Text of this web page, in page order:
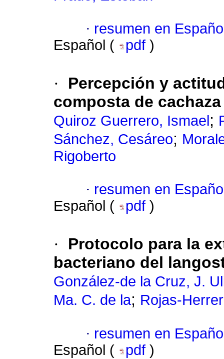
· resumen en
Español (
pdf )
·
Percepción y
composta de
Quiroz Guerrero, Ismael ;
Sánchez, Cesáreo;
Rigoberto
· resumen en
Español (
pdf )
·
Protocolo para la
bacteriano del
González-de la Cruz, J.
Ma. C. de la; Rojas-
· resumen en
Español (
pdf )